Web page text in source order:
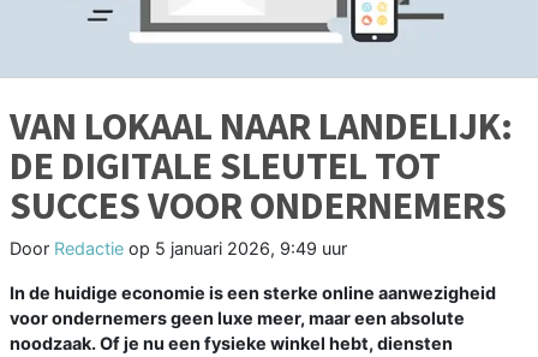
VAN LOKAAL NAAR LANDELIJK:
DE DIGITALE SLEUTEL TOT
SUCCES VOOR ONDERNEMERS
Door Redactie op 5 januari 2026, 9:49 uur
In de huidige economie is een sterke online aanwezigheid
voor ondernemers geen luxe meer, maar een absolute
noodzaak. Of je nu een fysieke winkel hebt, diensten